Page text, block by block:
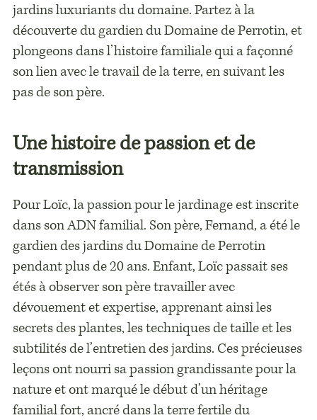
jardins luxuriants du domaine. Partez à la
découverte du gardien du Domaine de Perrotin, et
plongeons dans l’histoire familiale qui a façonné
son lien avec le travail de la terre, en suivant les
pas de son père.
Une histoire de passion et de
transmission
Pour Loïc, la passion pour le jardinage est inscrite
dans son ADN familial. Son père, Fernand, a été le
gardien des jardins du Domaine de Perrotin
pendant plus de 20 ans. Enfant, Loïc passait ses
étés à observer son père travailler avec
dévouement et expertise, apprenant ainsi les
secrets des plantes, les techniques de taille et les
subtilités de l’entretien des jardins. Ces précieuses
leçons ont nourri sa passion grandissante pour la
nature et ont marqué le début d’un héritage
familial fort, ancré dans la terre fertile du